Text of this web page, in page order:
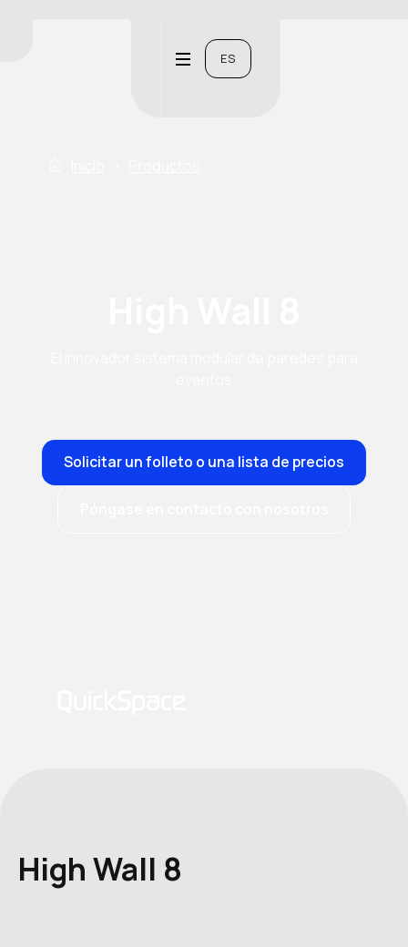
ES
Solicitar un folleto o una lista de precios
High Wall 8